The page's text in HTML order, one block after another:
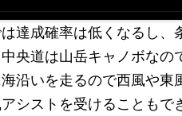
達成確率は低くなるし
央道は山岳キャノボな
沿いを走るので西風や東
シストを受けることもで